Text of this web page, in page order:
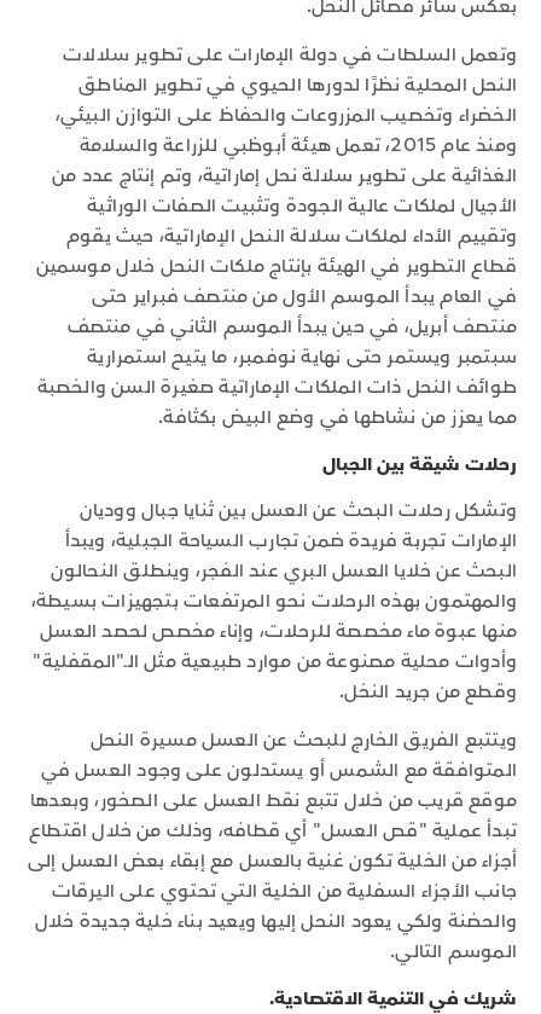
وتعمل السلطات في دولة الإمارات على تطوير سلالات
النحل المحلية نظرًا لدورها الحيوي في تطوير المناطق
الخضراء وتخصيب المزروعات والحفاظ على التوازن البيئي،
ومنذ عام 2015، تعمل هيئة أبوظبي للزراعة والسلامة
الغذائية على تطوير سلالة نحل إماراتية، وتم إنتاج عدد من
الأجيال لملكات عالية الجودة وتثبيت الصفات الوراثية
وتقييم الأداء لملكات سلالة النحل الإماراتية، حيث يقوم
قطاع التطوير في الهيئة بإنتاج ملكات النحل خلال موسمين
في العام يبدأ الموسم الأول من منتصف فبراير حتى
منتصف أبريل، في حين يبدأ الموسم الثاني في منتصف
سبتمبر ويستمر حتى نهاية نوفمبر، ما يتيح استمرارية
طوائف النحل ذات الملكات الإماراتية صغيرة السن والخصبة
مما يعزز من نشاطها في وضع البيض بكثافة.
رحلات شيقة بين الجبال
وتشكل رحلات البحث عن العسل بين ثنايا جبال ووديان
الإمارات تجربة فريدة ضمن تجارب السياحة الجبلية، ويبدأ
البحث عن خلايا العسل البري عند الفجر، وينطلق النحالون
والمهتمون بهذه الرحلات نحو المرتفعات بتجهيزات بسيطة،
منها عبوة ماء مخصصة للرحلات، وإناء مخصص لحصد العسل
وأدوات محلية مصنوعة من موارد طبيعية مثل الـ"المقفلية"
وقطع من جريد النخل.
ويتتبع الفريق الخارج للبحث عن العسل مسيرة النحل
المتوافقة مع الشمس أو يستدلون على وجود العسل في
موقع قريب من خلال تتبع نقط العسل على الصخور، وبعدها
تبدأ عملية "قص العسل" أي قطافه، وذلك من خلال اقتطاع
أجزاء من الخلية تكون غنية بالعسل مع إبقاء بعض العسل إلى
جانب الأجزاء السفلية من الخلية التي تحتوي على اليرقات
والحضنة ولكي يعود النحل إليها ويعيد بناء خلية جديدة خلال
الموسم التالي.
شريك في التنمية الاقتصادية.